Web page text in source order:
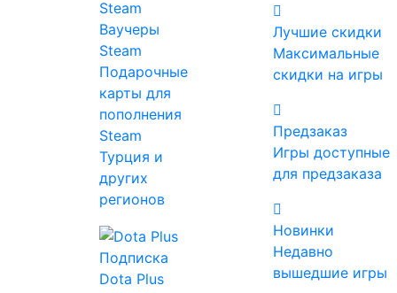
Ваучеры
Steam
Подарочные
карты для
пополнения
Steam
Турция и
других
регионов
Подписка
Dota Plus
Лучшие скидки
Максимальные
скидки на игры
Предзаказ
Игры доступные
для предзаказа
Новинки
Недавно
вышедшие игры
Стратегии
Приключенческие
Казуальные
Симуляторы
Гонки
Спортивные
Многопользовательские